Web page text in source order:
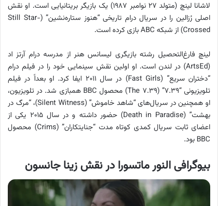
لاشانا لینچ (متولد ۲۷ نوامبر ۱۹۸۷) یک بازیگر بریتانیایی است. او نقش
اصلی رُزالین را در سریال درام تاریخی “هنوز ستاره‌نشین” (Still Star-
Crossed) از شبکه ABC بازی کرده است.
لینچ فارغ‌التحصیل رشته بازیگری لیسانس هنر از مدرسه درام آرتز اد
(ArtsEd) در لندن است. او اولین نقش سینمایی خود را در فیلم درام
“دختران سریع” (Fast Girls) در سال ۲۰۱۱ ایفا کرد. او بعداً در فیلم
تلویزیونی “۷.۳۹” (The ۷.۳۹) محصول BBC همبازی شد. در تلویزیون،
او همچنین در سریال‌های “شاهد خاموش” (Silent Witness)، “مرگ در
بهشت” (Death in Paradise) حضور داشته و در سال ۲۰۱۵ یکی از
اعضای ثابت سریال کمدی کوتاه مدت “جنایتکاران” (Crims) محصول
BBC بود.
بیوگرافی النور ماتسورا در نقش زینا جانسون